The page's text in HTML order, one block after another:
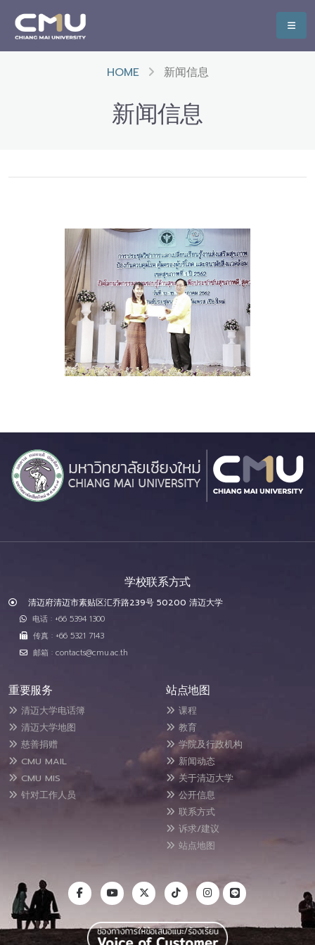
HOME 新闻信息
新闻信息
学校联系方式
清迈府清迈市素贴区汇乔路239号 50200 清迈大学
电话 : +66 5394 1300
传真 : +66 5321 7143
邮箱 : contacts@cmu.ac.th
重要服务
清迈大学电话簿
清迈大学地图
慈善捐赠
CMU MAIL
CMU MIS
针对工作人员
站点地图
课程
教育
学院及行政机构
新闻动态
关于清迈大学
公开信息
联系方式
诉求/建议
站点地图